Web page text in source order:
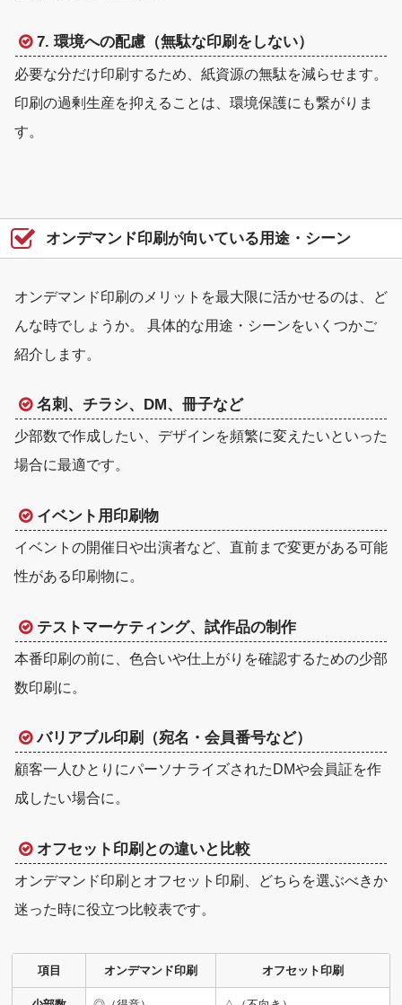
7. 環境への配慮（無駄な印刷をしない）
必要な分だけ印刷するため、紙資源の無駄を減らせます。
印刷の過剰生産を抑えることは、環境保護にも繋がりま
す。
オンデマンド印刷が向いている用途・シーン
オンデマンド印刷のメリットを最大限に活かせるのは、ど
んな時でしょうか。 具体的な用途・シーンをいくつかご
紹介します。
名刺、チラシ、DM、冊子など
少部数で作成したい、デザインを頻繁に変えたいといった
場合に最適です。
イベント用印刷物
イベントの開催日や出演者など、直前まで変更がある可能
性がある印刷物に。
テストマーケティング、試作品の制作
本番印刷の前に、色合いや仕上がりを確認するための少部
数印刷に。
バリアブル印刷（宛名・会員番号など）
顧客一人ひとりにパーソナライズされたDMや会員証を作
成したい場合に。
オフセット印刷との違いと比較
オンデマンド印刷とオフセット印刷、どちらを選ぶべきか
迷った時に役立つ比較表です。
項目 オンデマンド印刷 オフセット印刷